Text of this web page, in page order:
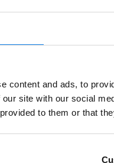
content and ads, to
site with our social
to them or that
een essentiële
en groeien in een
Software een
Het stelt
te opereren, met
en klantrelaties.
taken,